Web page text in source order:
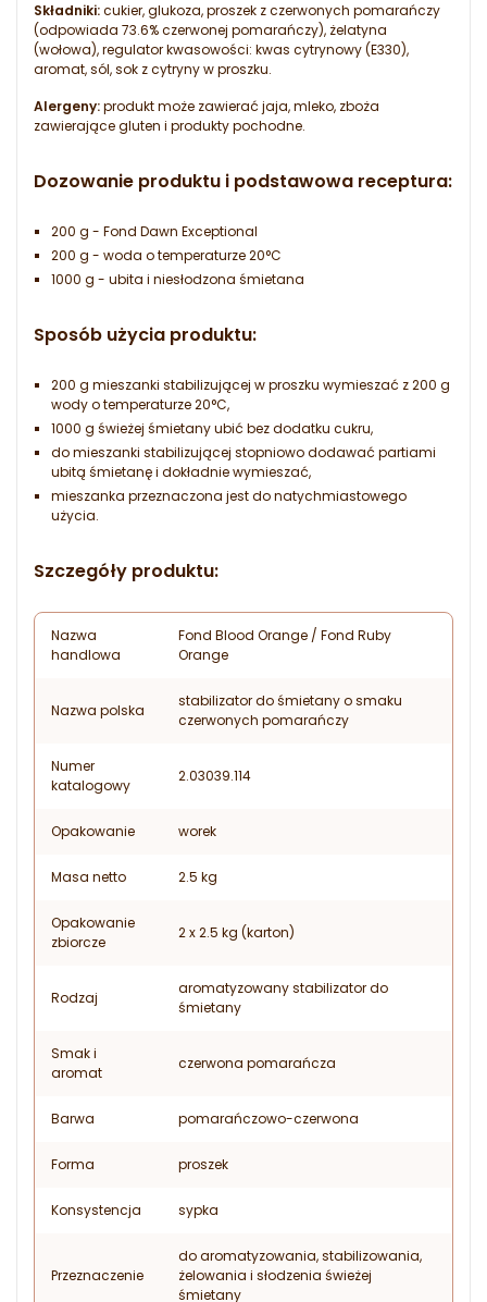
Składniki:cukier, glukoza, proszek z czerwonych pomarańczy
(odpowiada 73.6% czerwonej pomarańczy), żelatyna
(wołowa), regulator kwasowości: kwas cytrynowy (E330),
aromat, sól, sok z cytryny w proszku.
Alergeny:produkt może zawierać jaja, mleko, zboża
zawierające gluten i produkty pochodne.
Dozowanie produktu i podstawowa receptura:
200 g - Fond Dawn Exceptional
200 g - woda o temperaturze 20°C
1000 g - ubita i niesłodzona śmietana
Sposób użycia produktu:
200 g mieszanki stabilizującej w proszku wymieszać z 200 g
wody o temperaturze 20°C,
1000 g świeżej śmietany ubić bez dodatku cukru,
do mieszanki stabilizującej stopniowo dodawać partiami
ubitą śmietanę i dokładnie wymieszać,
mieszanka przeznaczona jest do natychmiastowego
użycia.
Szczegóły produktu:
Nazwa
handlowa
Fond Blood Orange / Fond Ruby
Orange
Nazwa polska
stabilizator do śmietany o smaku
czerwonych pomarańczy
Numer
katalogowy
2.03039.114
Opakowanie worek
Masa netto 2.5 kg
Opakowanie
zbiorcze
2 x 2.5 kg (karton)
Rodzaj
aromatyzowany stabilizator do
śmietany
Smak i
aromat
czerwona pomarańcza
Barwa pomarańczowo-czerwona
Forma proszek
Konsystencja sypka
Przeznaczenie
do aromatyzowania, stabilizowania,
żelowania i słodzenia świeżej
śmietany